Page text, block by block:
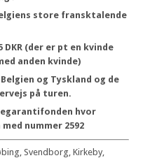
store fransktalende
(der er pt en kvinde
anden kvinde)
og Tyskland og de
på turen.
hvor
nummer 2592
Svendborg, Kirkeby,